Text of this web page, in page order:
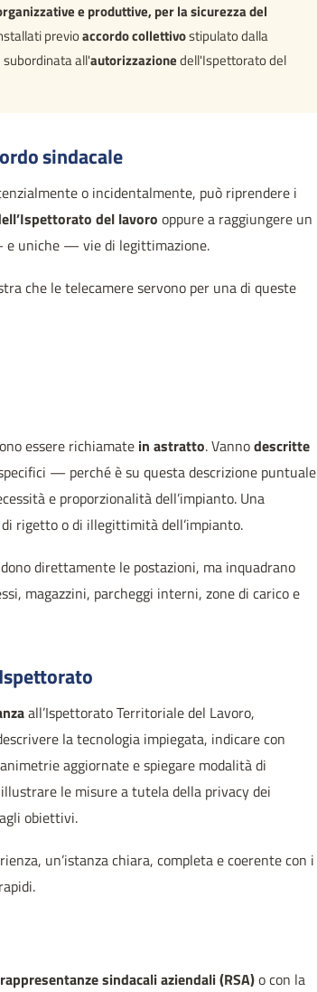
e produttive, per la sicurezza del
previoaccordo collettivostipulato dalla
all'autorizzazionedell'Ispettorato del
sindacale
o incidentalmente, può riprendere i
del lavoro oppure a raggiungere un
e uniche — vie di legittimazione.
che le telecamere servono per una di queste
essere richiamate in astratto. Vannodescritte
— perché è su questa descrizione puntuale
e proporzionalità dell’impianto. Una
rigetto o di illegittimità dell’impianto.
direttamente le postazioni, ma inquadrano
magazzini, parcheggi interni, zone di carico e
all’Ispettorato Territoriale del Lavoro,
la tecnologia impiegata, indicare con
aggiornate e spiegare modalità di
le misure a tutela della privacy dei
obiettivi.
un’istanza chiara, completa e coerente con i
rappresentanze sindacali aziendali (RSA)o con la